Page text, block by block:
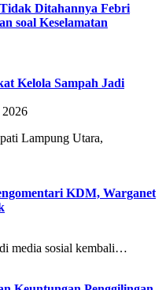
Ditahannya Febri
soal Keselamatan
Kelola Sampah Jadi
2026
Lampung Utara,
KDM, Warganet
media sosial kembali…